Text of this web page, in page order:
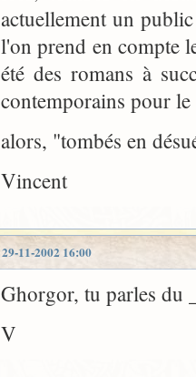
actuellement un
l'on prend en compte
été des romans à
contemporains pour
alors, "tombés en
Vincent
29-11-2002 16:00
Ghorgor, tu parles du
V